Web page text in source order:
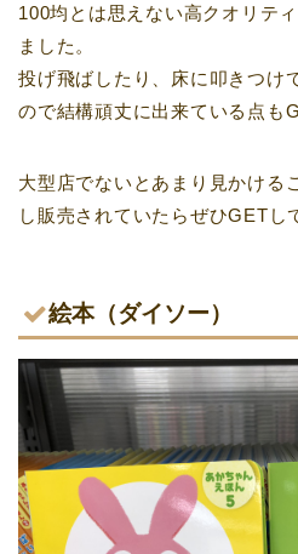
100均とは思えない高クオリテ
ました。
投げ飛ばしたり、床に叩きつけ
ので結構頑丈に出来ている点も
大型店でないとあまり見かける
し販売されていたらぜひGETし
絵本（ダイソー）